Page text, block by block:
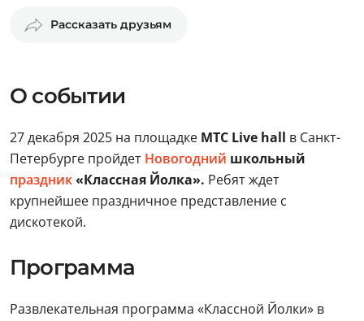
Рассказать друзьям
О событии
27 декабря 2025 на площадке MTC Live hall в Санкт-
Петербурге пройдет Новогодний школьный
праздник«Классная Йолка». Ребят ждет
крупнейшее праздничное представление с
дискотекой.
Программа
Развлекательная программа «Классной Йолки» в